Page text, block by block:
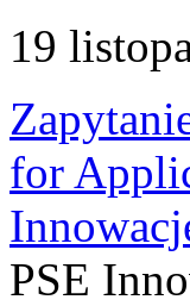
19
for
PSE